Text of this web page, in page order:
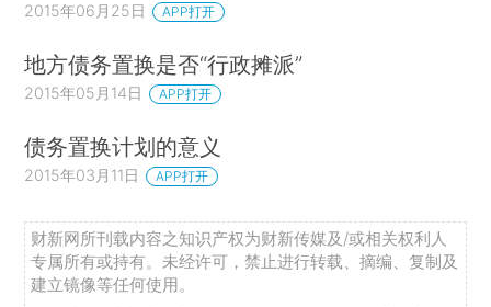
2015年06月25日 APP打开
地方债务置换是否“行政摊派”
2015年05月14日 APP打开
债务置换计划的意义
2015年03月11日 APP打开
财新网所刊载内容之知识产权为财新传媒及/或相关权利人
专属所有或持有。未经许可，禁止进行转载、摘编、复制及
建立镜像等任何使用。